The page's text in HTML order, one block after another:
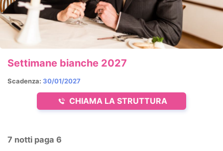
CHIAMA LA STRUTTURA
Scadenza: 30/01/2027
Settimane bianche 2027
7 notti paga 6